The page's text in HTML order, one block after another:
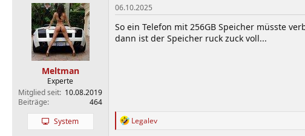
k
t
i
o
n
Meltman
Experte
Mitglied seit 10.08.2019
Beiträge
464
System
06.10.2025
So ein Telefon mit 256GB Speicher müsste
dann ist der Speicher ruck zuck voll...
RLegalev